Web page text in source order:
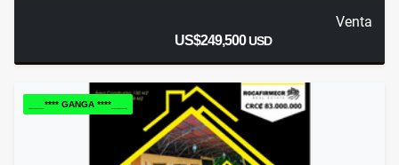
Venta
US$249,500USD
___**** GANGA ****___